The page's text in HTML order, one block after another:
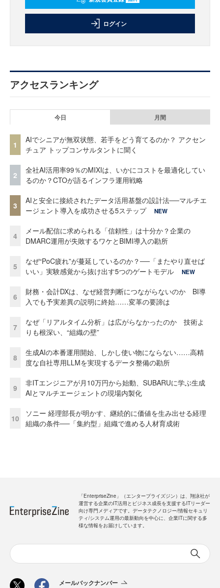
ログイン
アクセスランキング
今日 月間
1
AIでシニアが無双状態、若手をどう育てるのか？ アクセン
チュア トップコンサルタントに聞く
2
全社AI活用率99％のMIXIは、いかにコストを最適化してい
るのか？CTOが語るインフラ運用戦略
3
AIと安全に接続されたデータ活用基盤の設計法──マルチエ
ージェント導入を成功させる5ステップ
NEW
4
メール配信に求められる「信頼性」は十分か？企業の
DMARC運用が失敗するワケとBIMI導入の勘所
5
なぜ“PoC疲れ”が蔓延しているのか？──「またやり直せば
いい」実験感覚から抜け出す5つのゲートモデル
NEW
6
財務・会計DXは、なぜ経営判断につながらないのか BI導
入でも予実差異の説明に終始……変革の要諦は
7
なぜ「リアルタイム分析」は広がらなかったのか 技術よ
りも根深い、“組織の壁”
8
生成AIの本番運用開始、しかし使い物にならない……高精
度な自社専用LLMを実現するデータ整備の勘所
9
非ITエンジニアが月10万円から始動、SUBARUに学ぶ生成
AIとマルチエージェントの現場内製化
10
ソニー 経理部長が明かす、継続的に価値を生み出せる経理
組織の条件──「集約型」組織で進める人材育成術
「EnterpriseZine」（エンタープライズジン）は、翔泳社が
運営する企業のIT活用とビジネス成長を支援するITリーダー
向け専門メディアです。データテクノロジー/情報セキュリ
ティ/システム運用の最新動向を中心に、企業ITに関する多
様な情報をお届けしています。
メールバックナンバー